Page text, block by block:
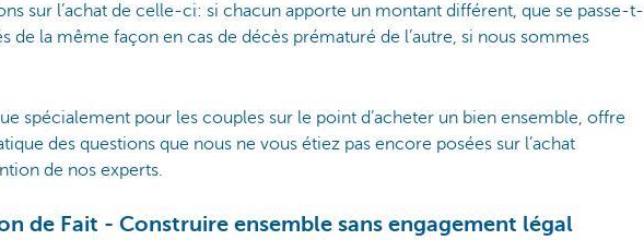
sur l’achat de celle-ci: si chacun apporte un montant différent, que se passe-t-
de la même façon en cas de décès prématuré de l’autre, si nous sommes
spécialement pour les couples sur le point d’acheter un bien ensemble, offre
des questions que nous ne vous étiez pas encore posées sur l’achat
de nos experts.
de Fait - Construire ensemble sans engagement légal